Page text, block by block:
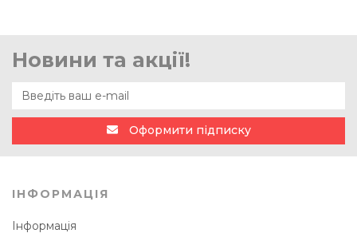
Новини та акції!
Оформити підписку
ІНФОРМАЦІЯ
Інформація